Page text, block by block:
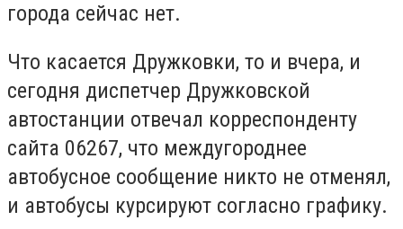
города сейчас нет.
Что касается Дружковки, то и вчера, и
сегодня диспетчер Дружковской
автостанции отвечал корреспонденту
сайта 06267, что междугороднее
автобусное сообщение никто не отменял,
и автобусы курсируют согласно графику.